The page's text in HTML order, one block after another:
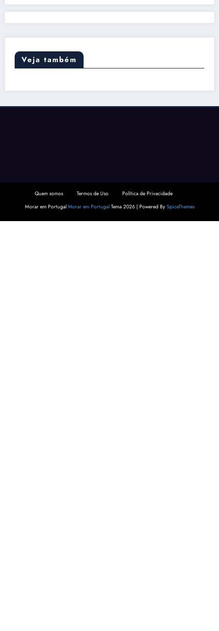
Veja também
Quem somos Termos de Uso
Política de Privacidade
Morar em Portugal Morar em PortugalTema 2026 | Powered By SpiceThemes